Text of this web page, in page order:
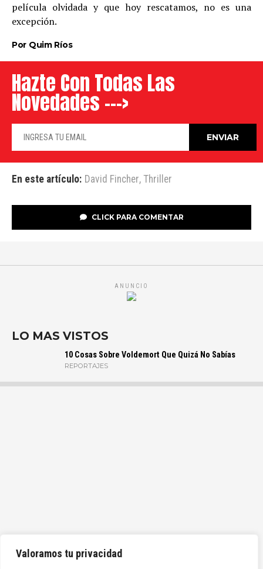
Valoramos tu privacidad
película olvidada y que hoy rescatamos, no es una
excepción.
Por Quim Ríos
Hazte Con Todas Las
Novedades --->
En este artículo: David Fincher, Thriller
CLICK PARA COMENTAR
ANUNCIO
LO MAS VISTOS
10 Cosas Sobre Voldemort Que Quizá No Sabías
REPORTAJES